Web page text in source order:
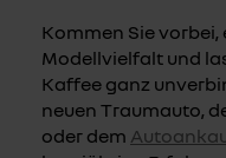
Kommen Sie vorbei,
Modellvielfalt und
Kaffee ganz
neuen Traumauto,
oder dem